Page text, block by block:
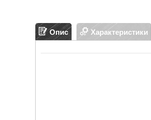
Опис Характеристики